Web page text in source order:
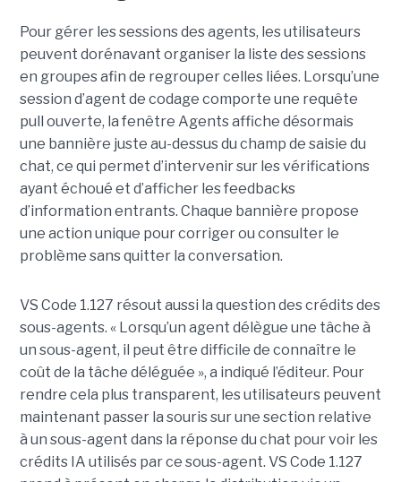
Pour gérer les sessions des agents, les utilisateurs
peuvent dorénavant organiser la liste des sessions
en groupes afin de regrouper celles liées. Lorsqu’une
session d’agent de codage comporte une requête
pull ouverte, la fenêtre Agents affiche désormais
une bannière juste au-dessus du champ de saisie du
chat, ce qui permet d’intervenir sur les vérifications
ayant échoué et d’afficher les feedbacks
d’information entrants. Chaque bannière propose
une action unique pour corriger ou consulter le
problème sans quitter la conversation.
VS Code 1.127 résout aussi la question des crédits des
sous-agents. « Lorsqu’un agent délègue une tâche à
un sous-agent, il peut être difficile de connaître le
coût de la tâche déléguée », a indiqué l’éditeur. Pour
rendre cela plus transparent, les utilisateurs peuvent
maintenant passer la souris sur une section relative
à un sous-agent dans la réponse du chat pour voir les
crédits IA utilisés par ce sous-agent. VS Code 1.127